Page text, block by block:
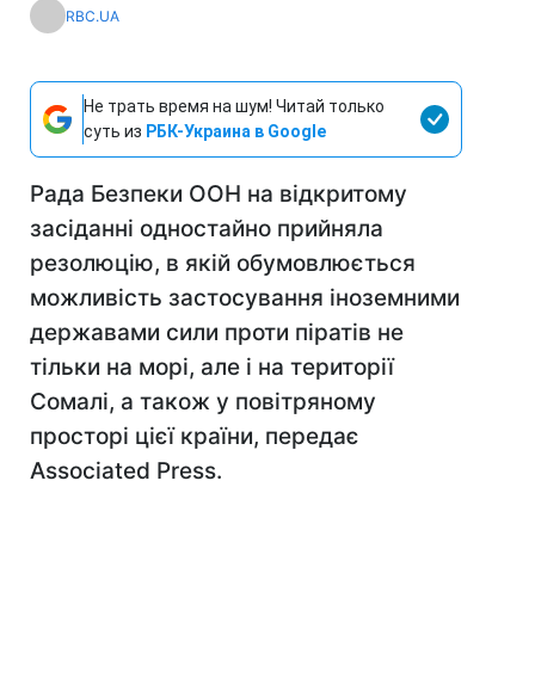
RBC.UA
Не трать время на шум! Читай только
суть из РБК-Украина в Google
Рада Безпеки ООН на відкритому
засіданні одностайно прийняла
резолюцію, в якій обумовлюється
можливість застосування іноземними
державами сили проти піратів не
тільки на морі, але і на території
Сомалі, а також у повітряному
просторі цієї країни, передає
Associated Press.